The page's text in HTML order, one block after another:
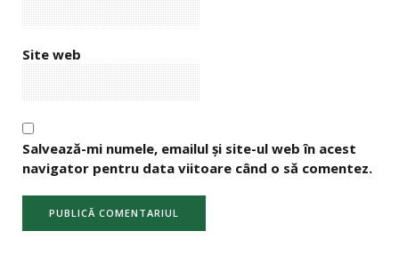
Site web
Salvează-mi numele, emailul și site-ul web în acest
navigator pentru data viitoare când o să comentez.